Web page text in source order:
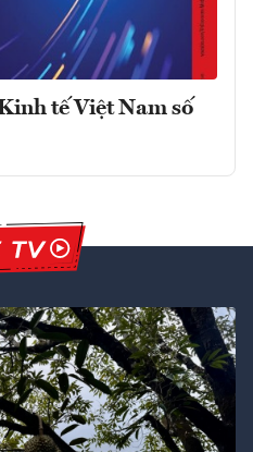
tế Việt Nam số